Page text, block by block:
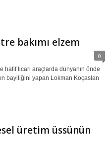
bakımı elzem
0
hafif ticari araçlarda dünyanın önde
bayiliğini yapan Lokman Koçaslan
üretim üssünün